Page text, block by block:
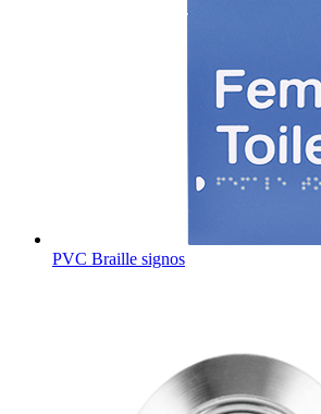
PVC Braille signos